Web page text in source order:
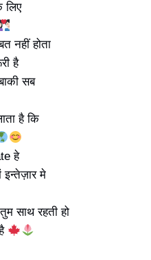
लिए
नहीं होता
है
सब
है कि
हे
इन्तेज़ार मे
साथ रहती हो